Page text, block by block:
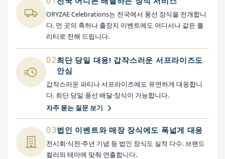
ORYZAE Celebrations는 전국에서 풍선 장식을 전개합니
다. 먼 곳의 축하나 출장지 이벤트에도 어디서나 같은 퀄
리티로 전해 드립니다.
02최단 당일 대응! 갑작스러운 서프라이즈도
안심
갑작스러운 파티나 서프라이즈에도 유연하게 대응합니
다. 최단 당일 풍선 배달·장식이 가능합니다.
자주 묻는 질문 보기
03법인 이벤트와 매장 장식에도 폭넓게 대응
전시회·식전·주년 기념 등 법인 장식도 실적 다수. 브랜드
컬러와 테마에 맞춰 연출합니다.